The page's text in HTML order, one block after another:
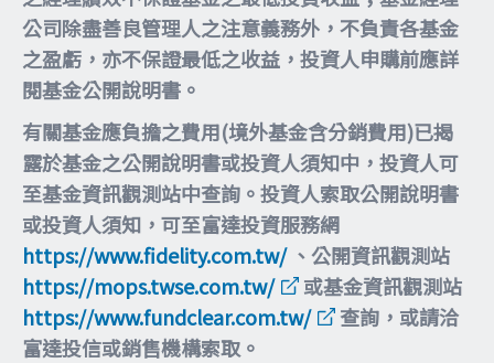
公司除盡善良管理人之注意義務外，不負責各基金
之盈虧，亦不保證最低之收益，投資人申購前應詳
閱基金公開說明書。
有關基金應負擔之費用(境外基金含分銷費用)已揭
露於基金之公開說明書或投資人須知中，投資人可
至基金資訊觀測站中查詢。投資人索取公開說明書
或投資人須知，可至富達投資服務網
https://www.fidelity.com.tw/、公開資訊觀測站
https://mops.twse.com.tw/
或基金資訊觀測站
https://www.fundclear.com.tw/
查詢，或請洽
富達投信或銷售機構索取。